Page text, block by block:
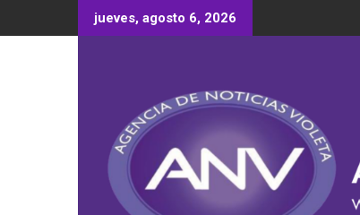
al
jueves, agosto 6, 2026